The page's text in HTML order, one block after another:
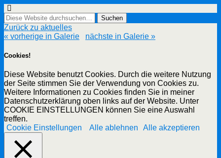
Zurück zu aktuelles
« vorherige in Galerie
nächste in Galerie »
Cookies!
Diese Website benutzt Cookies. Durch die weitere Nutzung
der Seite stimmen Sie der Verwendung von Cookies zu.
Weitere Informationen zu Cookies finden Sie in meiner
Datenschutzerklärung oben links auf der Website. Unter
COOKIE EINSTELLUNGEN können Sie eine Auswahl
treffen.
Cookie Einstellungen
Alle ablehnen Alle akzeptieren